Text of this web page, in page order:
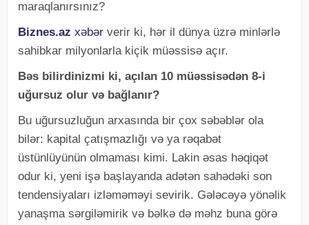
maraqlanırsınız?
Biznes.az xəbər verir ki, hər il dünya üzrə minlərlə
sahibkar milyonlarla kiçik müəssisə açır.
Bəs bilirdinizmi ki, açılan 10 müəssisədən 8-i
uğursuz olur və bağlanır?
Bu uğursuzluğun arxasında bir çox səbəblər ola
bilər: kapital çatışmazlığı və ya rəqabət
üstünlüyünün olmaması kimi. Lakin əsas həqiqət
odur ki, yeni işə başlayanda adətən sahədəki son
tendensiyaları izləməməyi sevirik. Gələcəyə yönəlik
yanaşma sərgiləmirik və bəlkə də məhz buna görə